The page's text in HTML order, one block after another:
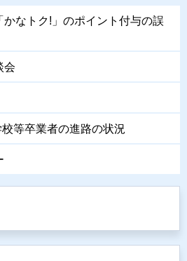
かなトク!」のポイント付与の誤
会
等卒業者の進路の状況